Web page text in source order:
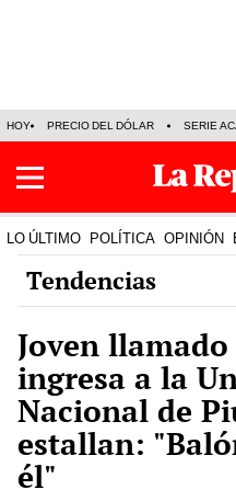
HOY PRECIO DEL DÓLAR SERIE
LO ÚLTIMO POLÍTICA OPINIÓN
Tendencias
Joven
ingresa a la
Nacional de
estallan:
él"